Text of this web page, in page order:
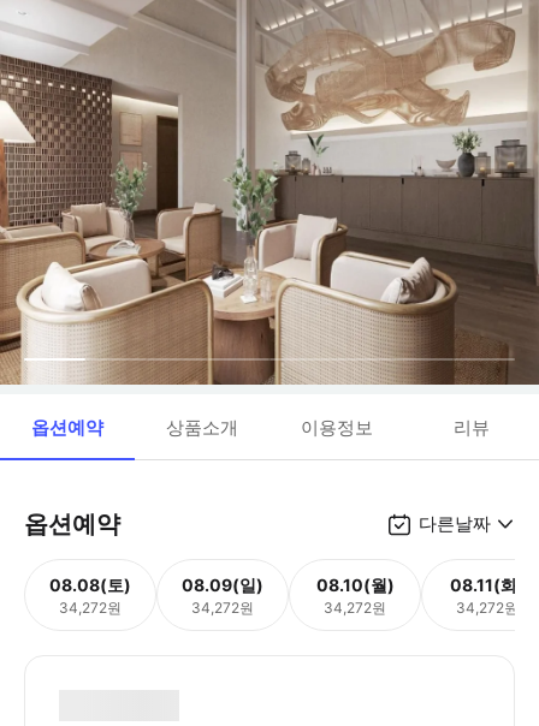
옵션예약 상품소개 이용정보 리뷰
옵션예약 다른날짜
08.08(토)
34,272원
08.09(일)
34,272원
08.10(월)
34,272원
08.11(화)
34,272원